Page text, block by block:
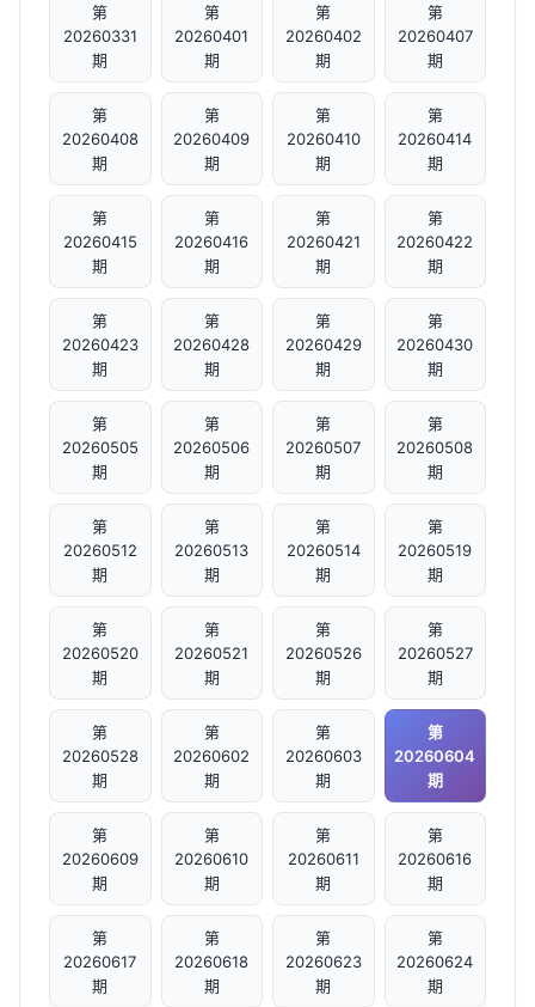
第
20260331
期
第
20260401
期
第
20260402
期
第
20260407
期
第
20260408
期
第
20260409
期
第
20260410
期
第
20260414
期
第
20260415
期
第
20260416
期
第
20260421
期
第
20260422
期
第
20260423
期
第
20260428
期
第
20260429
期
第
20260430
期
第
20260505
期
第
20260506
期
第
20260507
期
第
20260508
期
第
20260512
期
第
20260513
期
第
20260514
期
第
20260519
期
第
20260520
期
第
20260521
期
第
20260526
期
第
20260527
期
第
20260528
期
第
20260602
期
第
20260603
期
第
20260604
期
第
20260609
期
第
20260610
期
第
20260611
期
第
20260616
期
第
20260617
期
第
20260618
期
第
20260623
期
第
20260624
期